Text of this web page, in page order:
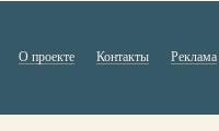
О проекте Контакты Реклама